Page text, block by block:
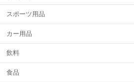
スポーツ用品
カー用品
飲料
食品